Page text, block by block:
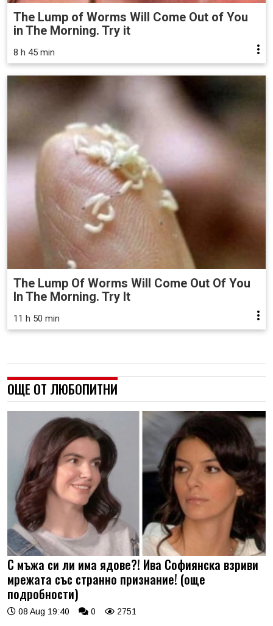
The Lump of Worms Will Come Out of You
in The Morning. Try it
8 h 45 min
The Lump Of Worms Will Come Out Of You
In The Morning. Try It
11 h 50 min
ОЩЕ ОТ ЛЮБОПИТНИ
С мъжа си ли има ядове?! Ива Софиянска взриви
мрежата със странно признание! (още
подробности)
08 Aug 19:40 0 2751